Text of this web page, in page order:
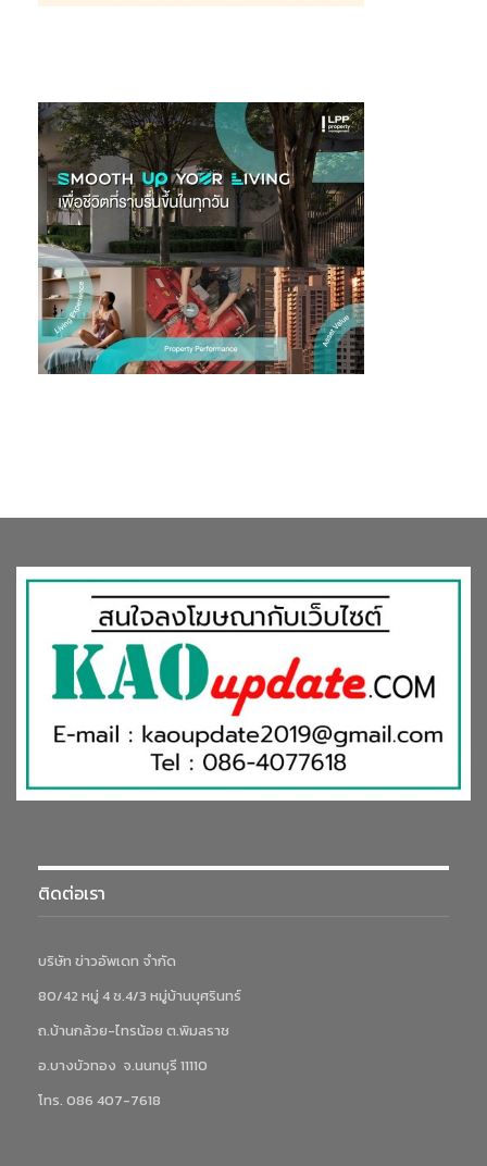
ติดต่อเรา
บริษัท ข่าวอัพเดท จำกัด
80/42 หมู่ 4 ซ.4/3 หมู่บ้านบุศรินทร์
ถ.บ้านกล้วย-ไทรน้อย ต.พิมลราช
อ.บางบัวทอง จ.นนทบุรี 11110
โทร. 086 407-7618